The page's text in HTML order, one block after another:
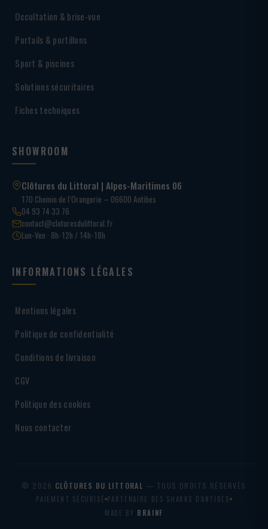
Occultation & brise-vue
Portails & portillons
Sport & piscines
Solutions sécuritaires
Fiches techniques
SHOWROOM
Clôtures du Littoral | Alpes-Maritimes 06
170 Chemin de l’Orangerie – 06600 Antibes
04 93 74 33 76
contact@cloturesdulittoral.fr
Lun-Ven · 8h-12h / 14h-18h
INFORMATIONS LÉGALES
Mentions légales
Politique de confidentialité
Conditions de livraison
CGV
Politique des cookies
Nous contacter
© 2026 CLÔTURES DU LITTORAL — TOUS DROITS RÉSERVÉS
PAIEMENT SÉCURISÉ PARTENAIRE DES SHARKS D'ANTIBES
MADE BY BRAINF